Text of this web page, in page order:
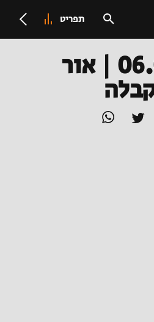
תפריט
06.09.2025 | אור